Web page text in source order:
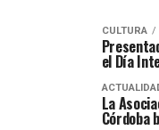
CULTURA
el Día
La
Córdoba